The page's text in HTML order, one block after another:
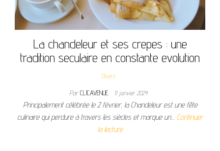
La chandeleur et ses crepes : une
tradition seculaire en constante evolution
Divers
ParCLICAVENUE 11 janvier 2024
Principalement célébrée le 2 février, la Chandeleur est une fête
culinaire qui perdure à travers les siècles et marque un… Continuer
la lecture